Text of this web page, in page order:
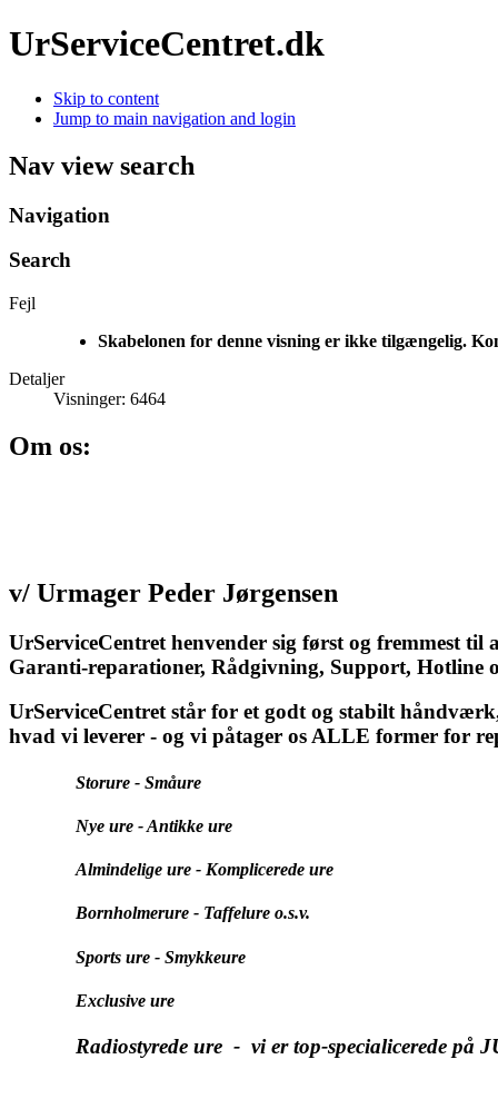
UrServiceCentret.dk
Skip to content
Jump to main navigation and login
Nav view search
Navigation
Search
Fejl
Skabelonen for denne visning er ikke tilgængelig.
Detaljer
Visninger: 6464
Om os:
v/ Urmager Peder Jørgensen
UrServiceCentret henvender sig først og fremmest
Garanti-reparationer, Rådgivning, Support, Hotline
UrServiceCentret står for et godt og stabilt
hvad vi leverer - og vi påtager os ALLE former for
Storure - Småure
Nye ure - Antikke ure
Almindelige ure - Komplicerede ure
Bornholmerure - Taffelure o.s.v.
Sports ure - Smykkeure
Exclusive ure
Radiostyrede ure - vi er top-specialicerede på